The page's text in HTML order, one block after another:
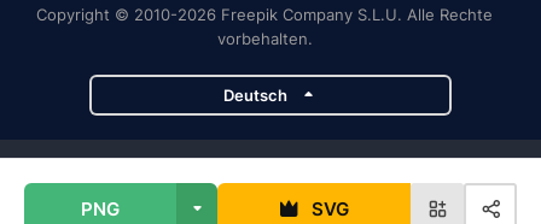
PNG SVG
Copyright © 2010-2026 Freepik Company S.L.U. Alle Rechte
vorbehalten.
Deutsch